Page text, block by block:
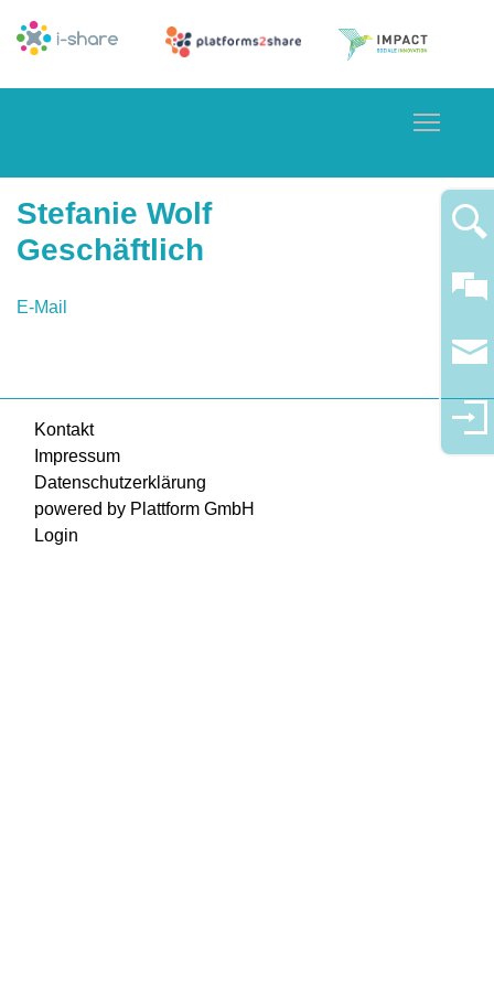
Stefanie Wolf
Geschäftlich
E-Mail
Kontakt
Impressum
Datenschutzerklärung
powered by Plattform GmbH
Login